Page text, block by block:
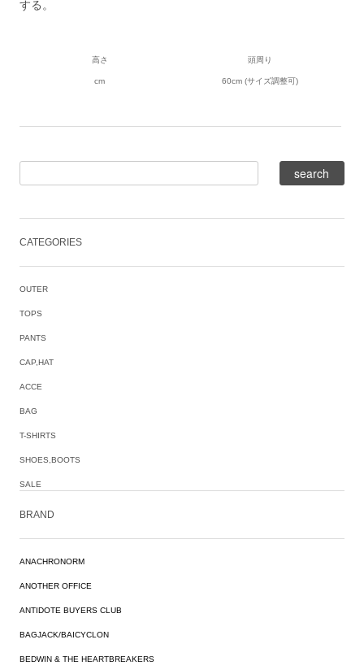
する。
高さ 頭周り
cm 60cm (サイズ調整可)
CATEGORIES
OUTER
TOPS
PANTS
CAP,HAT
ACCE
BAG
T-SHIRTS
SHOES,BOOTS
SALE
BRAND
ANACHRONORM
ANOTHER OFFICE
ANTIDOTE BUYERS CLUB
BAGJACK/BAICYCLON
BEDWIN & THE HEARTBREAKERS